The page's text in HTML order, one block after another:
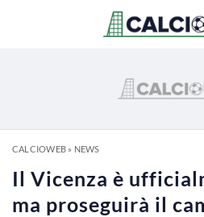
CALCIOWEB» NEWS
Il Vicenza è
ma proseguirà il